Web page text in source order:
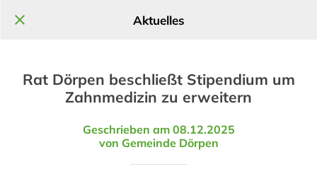
Aktuelles
Rat Dörpen beschließt Stipendium um
Zahnmedizin zu erweitern
Geschrieben am 08.12.2025
von Gemeinde Dörpen